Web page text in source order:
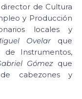
de Cultura
y Producción
locales y
Ovelarque
Instrumentos,
Gómez que
cabezones y